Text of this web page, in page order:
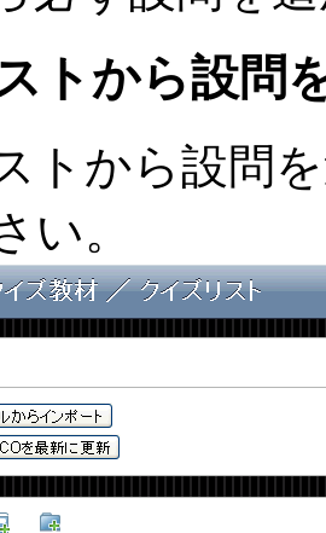
トから設問
トから設問
い。